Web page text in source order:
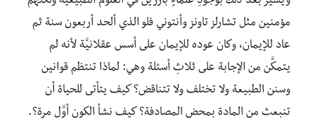
مؤمنين مثل تشارلز تاونز وأنتوني فلو الذي ألحد أربعون سنة ثم
عاد للإيمان، وكان عوده للإيمان على أسس عقلانيَّة لأنه لم
يتمكَّن من الإجابة على ثلاثِ أسئلة وهي: لماذا تنتظم قوانين
وسنن الطبيعة ولا تختلف ولا تتناقض؟ كيف يتأتى للحياة أن
تنبعث من المادة بمحض المصادفة؟ كيف نشأ الكون أوَّل مرة؟.